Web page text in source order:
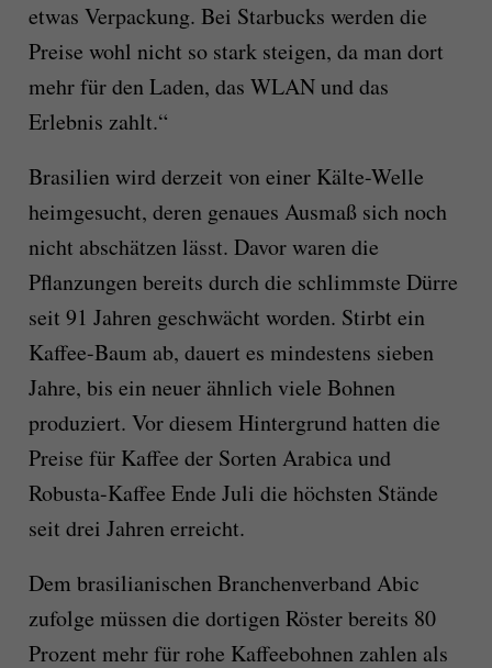
etwas Verpackung. Bei Starbucks werden die
Preise wohl nicht so stark steigen, da man dort
mehr für den Laden, das WLAN und das
Erlebnis zahlt.“
Brasilien wird derzeit von einer Kälte-Welle
heimgesucht, deren genaues Ausmaß sich noch
nicht abschätzen lässt. Davor waren die
Pflanzungen bereits durch die schlimmste Dürre
seit 91 Jahren geschwächt worden. Stirbt ein
Kaffee-Baum ab, dauert es mindestens sieben
Jahre, bis ein neuer ähnlich viele Bohnen
produziert. Vor diesem Hintergrund hatten die
Preise für Kaffee der Sorten Arabica und
Robusta-Kaffee Ende Juli die höchsten Stände
seit drei Jahren erreicht.
Dem brasilianischen Branchenverband Abic
zufolge müssen die dortigen Röster bereits 80
Prozent mehr für rohe Kaffeebohnen zahlen als